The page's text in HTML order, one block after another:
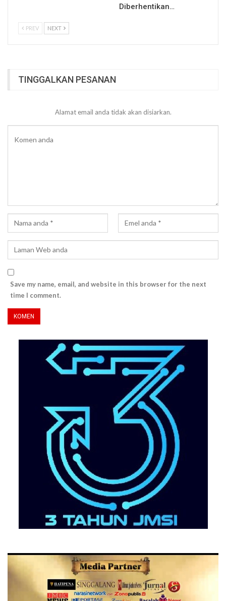
Diberhentikan…
PREV NEXT
TINGGALKAN PESANAN
Alamat email anda tidak akan disiarkan.
Save my name, email, and website in this browser for the next
time I comment.